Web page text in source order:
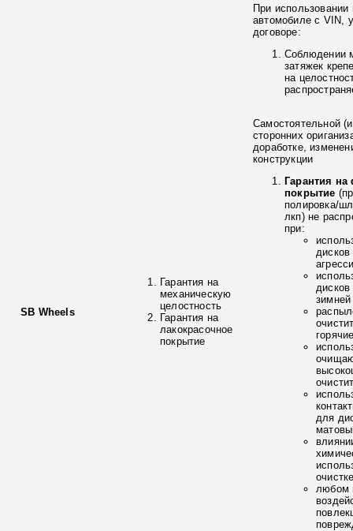
SB Wheels
Гарантия на
механическую
целостность
Гарантия на
лакокрасочное
покрытие
При использовании
автомобиле с VIN,
договоре:
Соблюдении
затяжек
на
Самостоятельной
сторонних
доработке,
конструкции
Гарантия
покрытие
полировка/
лкп) не
при:
зимней
для
любом